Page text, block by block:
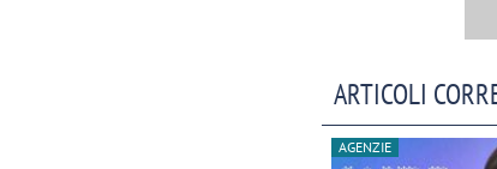
ARTICOLI
AGENZIE